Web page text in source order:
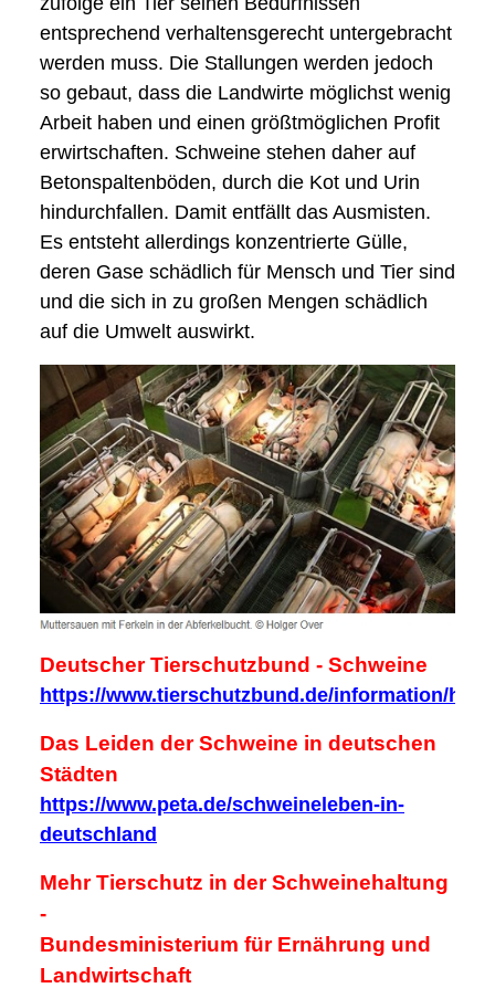
entsprechend verhaltensgerecht untergebracht
werden muss. Die Stallungen werden jedoch
so gebaut, dass die Landwirte möglichst wenig
Arbeit haben und einen größtmöglichen Profit
erwirtschaften. Schweine stehen daher auf
Betonspaltenböden, durch die Kot und Urin
hindurchfallen. Damit entfällt das Ausmisten.
Es entsteht allerdings konzentrierte Gülle,
deren Gase schädlich für Mensch und Tier sind
und die sich in zu großen Mengen schädlich
auf die Umwelt auswirkt.
Deutscher Tierschutzbund - Schweine
https://www.tierschutzbund.de/information/
Das Leiden der Schweine in deutschen
Städten
https://www.peta.de/schweineleben-in-
deutschland
Mehr Tierschutz in der Schweinehaltung
-
Bundesministerium für Ernährung und
Landwirtschaft